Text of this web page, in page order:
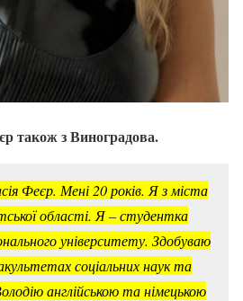
також з Виноградова.
Феєр. Мені 20 років. Я з міста
області. Я – студентка
університету. Здобуваю
соціальних наук та
англійською та німецькою